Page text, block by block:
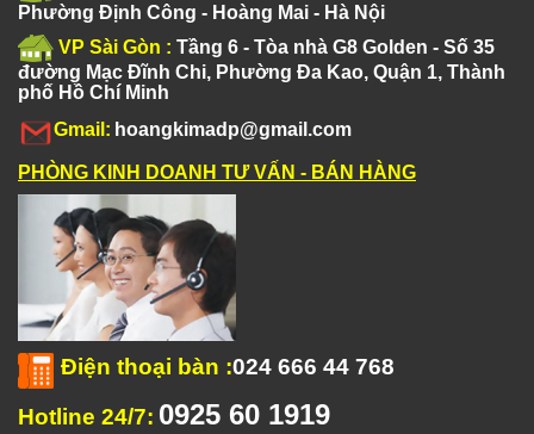
Phường Định Công - Hoàng Mai - Hà Nội
VP Sài Gòn : Tầng 6 - Tòa nhà G8 Golden - Số 35
đường Mạc Đĩnh Chi, Phường Đa Kao, Quận 1, Thành
phố Hồ Chí Minh
Gmail: hoangkimadp@gmail.com
PHÒNG KINH DOANH TƯ VẤN - BÁN HÀNG
Điện thoại bàn :024 666 44 768
Hotline 24/7: 0925 60 1919